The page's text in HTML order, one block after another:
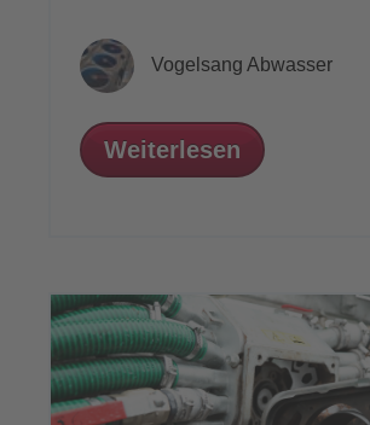
Vogelsang Abwasser
Weiterlesen